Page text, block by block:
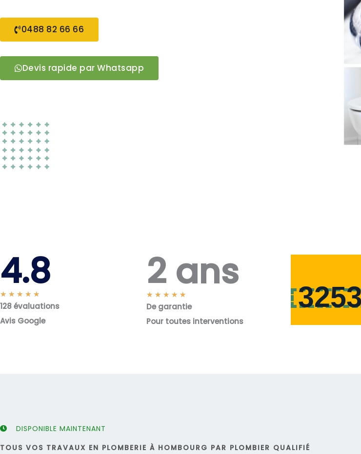
0488 82 66 66
Devis rapide par Whatsapp
4.8
★ ★ ★ ★ ★
o
t
128 évaluations
Avis Google
2 ans
★ ★ ★ ★ ★
o
De garantie
Pour toutes interventions
DISPONIBLE MAINTENANT
TOUS VOS TRAVAUX EN PLOMBERIE À HOMBOURG PAR PLOMBIER QUALIFIÉ